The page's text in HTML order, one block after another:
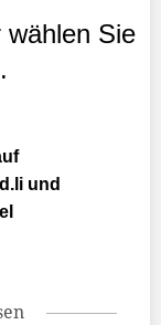
Sie
und